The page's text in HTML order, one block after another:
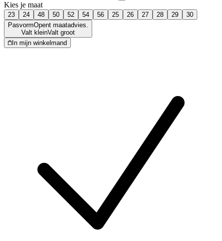
Kies je maat
23 24 48 50 52 54 56 25 26 27 28 29
30
PasvormOpent maatadvies.
Valt kleinValt groot
In mijn winkelmand